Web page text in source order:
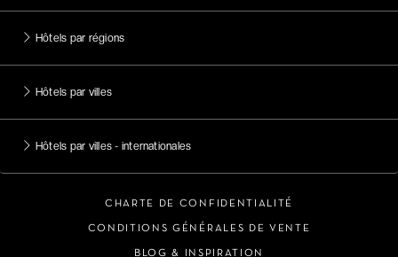
Hôtels par régions
Hôtels par villes
Hôtels par villes - internationales
CHARTE DE CONFIDENTIALITÉ
CONDITIONS GÉNÉRALES DE VENTE
BLOG & INSPIRATION